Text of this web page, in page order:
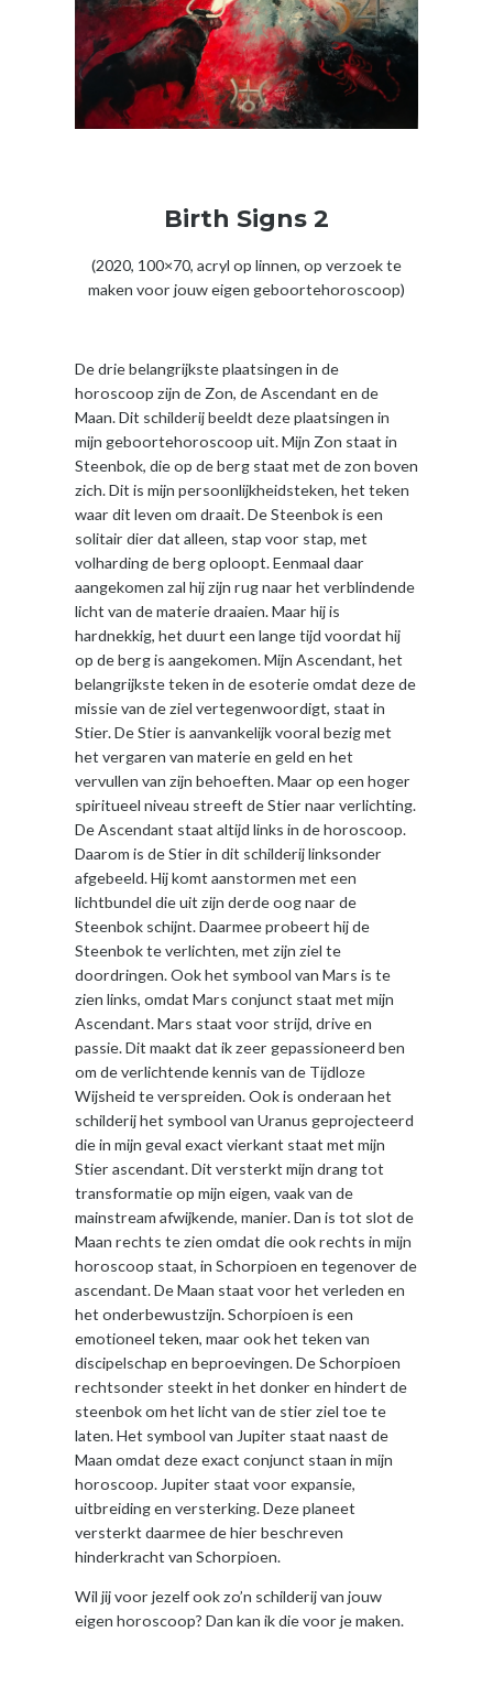
Birth Signs 2
(2020, 100×70, acryl op linnen, op verzoek te
maken voor jouw eigen geboortehoroscoop)
De drie belangrijkste plaatsingen in de
horoscoop zijn de Zon, de Ascendant en de
Maan. Dit schilderij beeldt deze plaatsingen in
mijn geboortehoroscoop uit. Mijn Zon staat in
Steenbok, die op de berg staat met de zon boven
zich. Dit is mijn persoonlijkheidsteken, het teken
waar dit leven om draait. De Steenbok is een
solitair dier dat alleen, stap voor stap, met
volharding de berg oploopt. Eenmaal daar
aangekomen zal hij zijn rug naar het verblindende
licht van de materie draaien. Maar hij is
hardnekkig, het duurt een lange tijd voordat hij
op de berg is aangekomen. Mijn Ascendant, het
belangrijkste teken in de esoterie omdat deze de
missie van de ziel vertegenwoordigt, staat in
Stier. De Stier is aanvankelijk vooral bezig met
het vergaren van materie en geld en het
vervullen van zijn behoeften. Maar op een hoger
spiritueel niveau streeft de Stier naar verlichting.
De Ascendant staat altijd links in de horoscoop.
Daarom is de Stier in dit schilderij linksonder
afgebeeld. Hij komt aanstormen met een
lichtbundel die uit zijn derde oog naar de
Steenbok schijnt. Daarmee probeert hij de
Steenbok te verlichten, met zijn ziel te
doordringen. Ook het symbool van Mars is te
zien links, omdat Mars conjunct staat met mijn
Ascendant. Mars staat voor strijd, drive en
passie. Dit maakt dat ik zeer gepassioneerd ben
om de verlichtende kennis van de Tijdloze
Wijsheid te verspreiden. Ook is onderaan het
schilderij het symbool van Uranus geprojecteerd
die in mijn geval exact vierkant staat met mijn
Stier ascendant. Dit versterkt mijn drang tot
transformatie op mijn eigen, vaak van de
mainstream afwijkende, manier. Dan is tot slot de
Maan rechts te zien omdat die ook rechts in mijn
horoscoop staat, in Schorpioen en tegenover de
ascendant. De Maan staat voor het verleden en
het onderbewustzijn. Schorpioen is een
emotioneel teken, maar ook het teken van
discipelschap en beproevingen. De Schorpioen
rechtsonder steekt in het donker en hindert de
steenbok om het licht van de stier ziel toe te
laten. Het symbool van Jupiter staat naast de
Maan omdat deze exact conjunct staan in mijn
horoscoop. Jupiter staat voor expansie,
uitbreiding en versterking. Deze planeet
versterkt daarmee de hier beschreven
hinderkracht van Schorpioen.
Wil jij voor jezelf ook zo’n schilderij van jouw
eigen horoscoop? Dan kan ik die voor je maken.